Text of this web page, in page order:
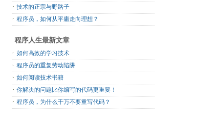
技术的正宗与野路子
程序员，如何从平庸走向理想？
程序人生最新文章
如何高效的学习技术
程序员的重复劳动陷阱
如何阅读技术书籍
你解决的问题比你编写的代码更重要！
程序员，为什么千万不要重写代码？